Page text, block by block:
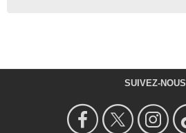
SUIVEZ-NOUS